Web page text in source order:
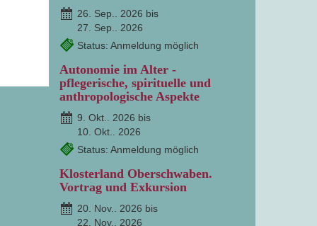
26. Sep.. 2026 bis
27. Sep.. 2026
Status: Anmeldung möglich
Autonomie im Alter -
pflegerische, spirituelle und
anthropologische Aspekte
9. Okt.. 2026 bis
10. Okt.. 2026
Status: Anmeldung möglich
Klosterland Oberschwaben.
Vortrag und Exkursion
20. Nov.. 2026 bis
22. Nov.. 2026